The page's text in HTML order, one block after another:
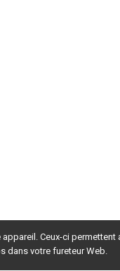
Ceux-ci permettent
dans votre fureteur Web.